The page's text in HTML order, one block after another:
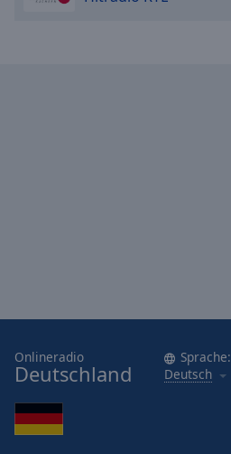
Onlineradio
Deutschland
Sprache:
Deutsch